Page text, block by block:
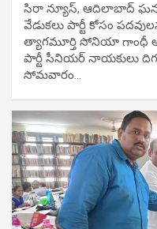
సిరా న్యూస్, ఆదిలాబాద్
వేడుక‌లు పార్టీ కోసం
త్యాగమూర్తి సోనియా గాంధీ
పార్టీ సీనియ‌ర్ నాయ‌కులు
సోమవారం…